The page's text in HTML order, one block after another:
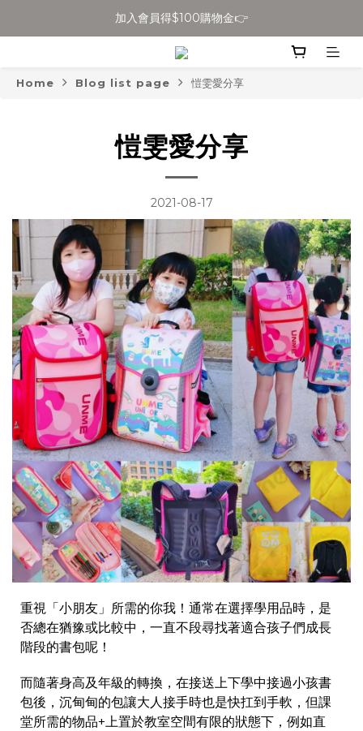
全館滿$699免運
全館滿$699免運
加入會員得$100購物金👉
全館滿$699免運
Home Blog list page 愷雯愛分享
愷雯愛分享
2021-08-17
重視「小朋友」所需的你我！通常在選擇學用品時，是
否總在猶豫或比較中，一直不段尋找著適合孩子們成長
階段的書包呢！
而隨著身高及年級的轉換，在接送上下學中接過小孩書
包後，沉甸甸的包讓大人接手時也是快扛到手軟，但課
堂所需的物品+上置於教室空間有限的狀態下，例如直